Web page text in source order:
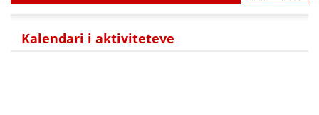
Kalendari i aktiviteteve